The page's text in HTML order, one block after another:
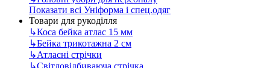
Показати всі Уніформа і спец.одяг
Товари для рукоділля
↳Коса бейка атлас 15 мм
↳Бейка трикотажна 2 см
↳Атласні стрічки
↳Світловідбиваюча стрічка